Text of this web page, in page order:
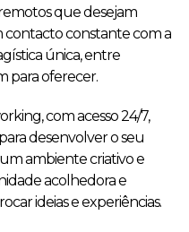
que desejam
contacto constante com a
única, entre
para oferecer.
com acesso 24/7,
desenvolver o seu
ambiente criativo e
acolhedora e
ideias e experiências.